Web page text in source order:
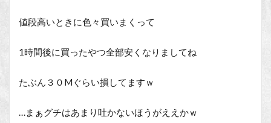
値段高いときに色々買いまくって
1時間後に買ったやつ全部安くなりましてね
たぶん３０Mぐらい損してますｗ
…まぁグチはあまり吐かないほうがええかｗ